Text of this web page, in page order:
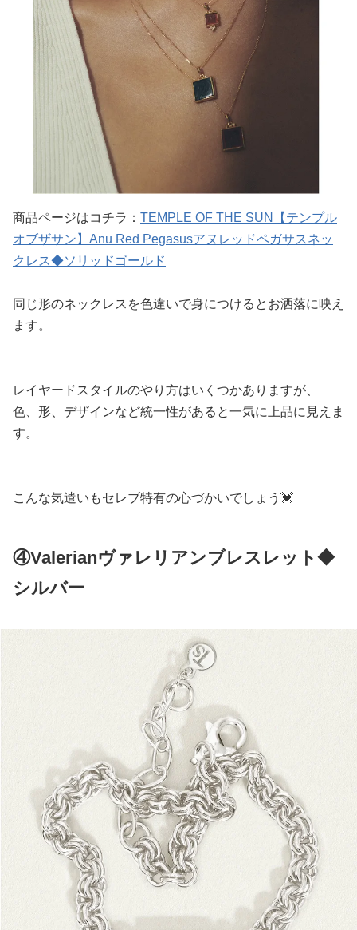
商品ページはコチラ： TEMPLE OF THE SUN【テンプル
オブザサン】Anu Red Pegasusアヌレッドペガサスネッ
クレス◆ソリッドゴールド
同じ形のネックレスを色違いで身につけるとお洒落に映え
ます。
レイヤードスタイルのやり方はいくつかありますが、
色、形、デザインなど統一性があると一気に上品に見えま
す。
こんな気遣いもセレブ特有の心づかいでしょう💓
④Valerianヴァレリアンブレスレット◆
シルバー